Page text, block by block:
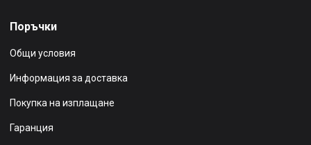
Поръчки
Общи условия
Информация за доставка
Покупка на изплащане
Гаранция